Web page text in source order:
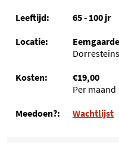
65 - 100 jr
Eemgaarde
€19,00
Per maand
Wachtlijst